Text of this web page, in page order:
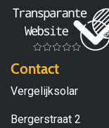
Contact
Vergelijksolar
Bergerstraat 2